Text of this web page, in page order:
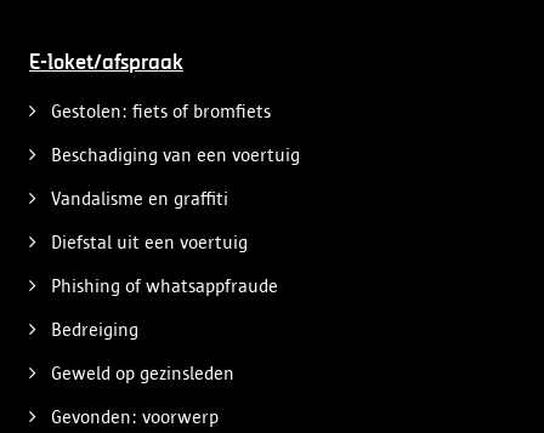
E-loket/afspraak
Gestolen: fiets of bromfiets
Beschadiging van een voertuig
Vandalisme en graffiti
Diefstal uit een voertuig
Phishing of whatsappfraude
Bedreiging
Geweld op gezinsleden
Gevonden: voorwerp